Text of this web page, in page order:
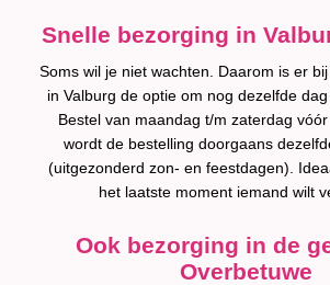
Snelle bezorging in
Soms wil je niet wachten. Daarom is er
in Valburg de optie om nog dezelfde dag
Bestel van maandag t/m zaterdag
wordt de bestelling doorgaans
(uitgezonderd zon- en feestdagen).
het laatste moment iemand wilt
Ook bezorging in de
Overbetuwe